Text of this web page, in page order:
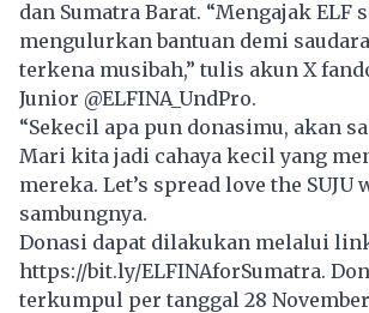
dan Sumatra Barat. “Mengajak ELF
mengulurkan bantuan demi
terkena musibah,” tulis akun X
Junior @ELFINA_UndPro.
“Sekecil apa pun donasimu, akan
Mari kita jadi cahaya kecil yang
mereka. Let’s spread love the SUJU
sambungnya.
Donasi dapat dilakukan melalui
https://bit.ly/ELFINAforSumatra.
terkumpul per tanggal 28